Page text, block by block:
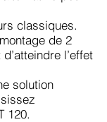
classiques.
de 2
l’effet
solution
120.